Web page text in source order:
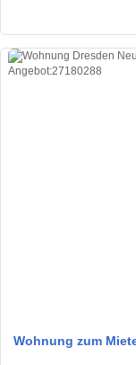
Wohnung zum